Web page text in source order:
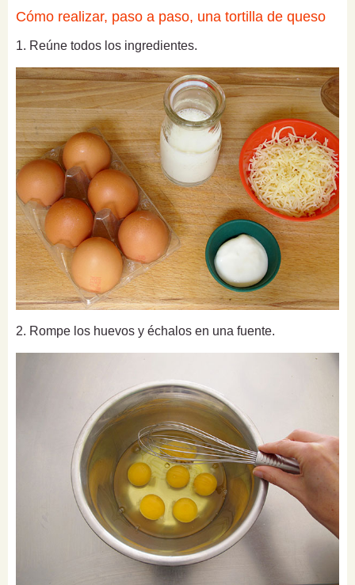
Cómo realizar, paso a paso, una tortilla de queso
1. Reúne todos los ingredientes.
2. Rompe los huevos y échalos en una fuente.